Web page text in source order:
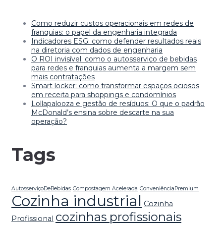
Como reduzir custos operacionais em redes de
franquias: o papel da engenharia integrada
Indicadores ESG: como defender resultados reais
na diretoria com dados de engenharia
O ROI invisível: como o autosserviço de bebidas
para redes e franquias aumenta a margem sem
mais contratações
Smart locker: como transformar espaços ociosos
em receita para shoppings e condomínios
Lollapalooza e gestão de resíduos: O que o padrão
McDonald’s ensina sobre descarte na sua
operação?
Tags
AutosserviçoDeBebidas Compostagem Acelerada ConveniênciaPremium
Cozinha industrial Cozinha
Profissional cozinhas profissionais